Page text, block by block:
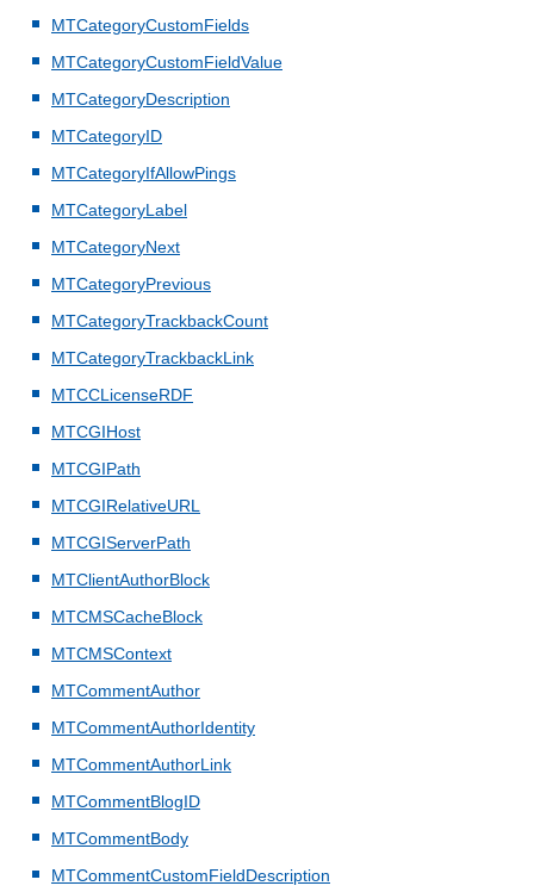
MTCategoryCustomFields
MTCategoryCustomFieldValue
MTCategoryDescription
MTCategoryID
MTCategoryIfAllowPings
MTCategoryLabel
MTCategoryNext
MTCategoryPrevious
MTCategoryTrackbackCount
MTCategoryTrackbackLink
MTCCLicenseRDF
MTCGIHost
MTCGIPath
MTCGIRelativeURL
MTCGIServerPath
MTClientAuthorBlock
MTCMSCacheBlock
MTCMSContext
MTCommentAuthor
MTCommentAuthorIdentity
MTCommentAuthorLink
MTCommentBlogID
MTCommentBody
MTCommentCustomFieldDescription